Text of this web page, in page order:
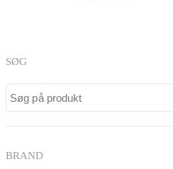
SØG
BRAND